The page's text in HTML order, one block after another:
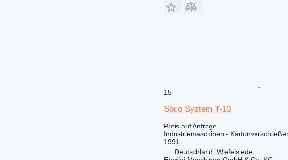
15
Soco System T-10
Preis auf Anfrage
Industriemaschinen - Kartonverschließer
1991
Deutschland, Wiefelstede